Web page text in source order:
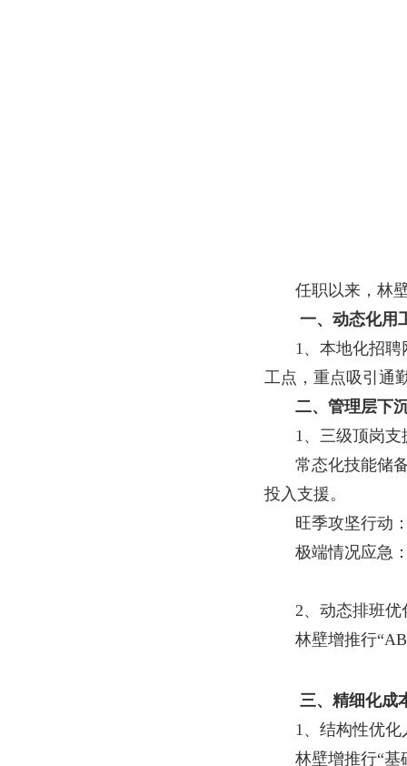
任职以来，林
一、动态化用
1、本地化招
工点，重点吸引通
二、管理层下
1、三级顶岗
常态化技能储
投入支援。
旺季攻坚行动
极端情况应急
2、动态排班
林壁增推行
三、精细化成
1、结构性优
林壁增推行“